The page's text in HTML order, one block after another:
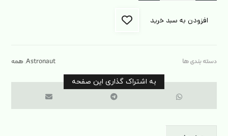
افزودن به سبد خرید
دسته بندی ها Astronaut
,همه